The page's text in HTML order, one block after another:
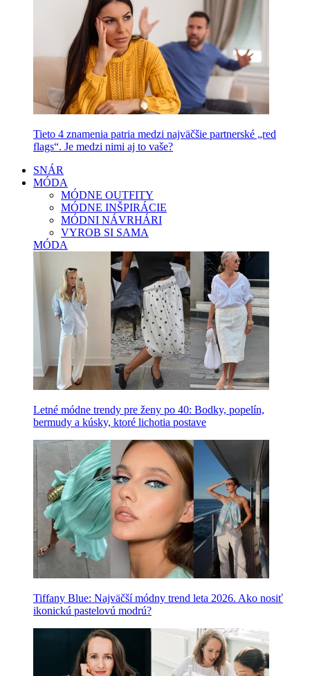
Tieto 4 znamenia patria medzi najväčšie partnerské „red
flags“. Je medzi nimi aj to vaše?
SNÁR
MÓDA
MÓDNE OUTFITY
MÓDNE INŠPIRÁCIE
MÓDNI NÁVRHÁRI
VYROB SI SAMA
MÓDA
Letné módne trendy pre ženy po 40: Bodky, popelín,
bermudy a kúsky, ktoré lichotia postave
Tiffany Blue: Najväčší módny trend leta 2026. Ako nosiť
ikonickú pastelovú modrú?